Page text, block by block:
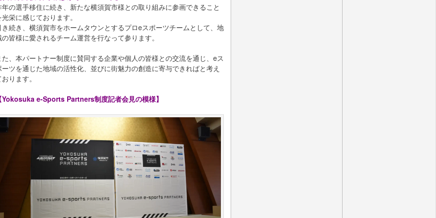
年の選手移住に続き、新たな横須賀市様との取り組みに参画できること
栄に感じております。
き続き、横須賀市をホームタウンとするプロeスポーツチームとして、地
の皆様に愛されるチーム運営を行なって参ります。
た、本パートナー制度に賛同する企業や個人の皆様との交流を通じ、eス
ーツを通じた地域の活性化、並びに街魅力の創造に寄与できればと考え
ります。
Yokosuka e-Sports Partners制度記者会見の模様】